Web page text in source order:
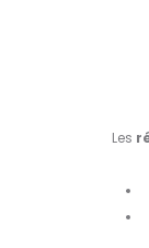
Les